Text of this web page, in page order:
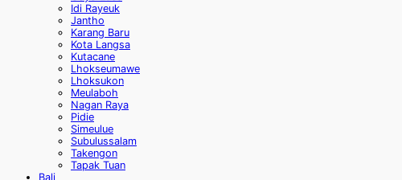
Idi Rayeuk
Jantho
Karang Baru
Kota Langsa
Kutacane
Lhokseumawe
Lhoksukon
Meulaboh
Nagan Raya
Pidie
Simeulue
Subulussalam
Takengon
Tapak Tuan
Bali